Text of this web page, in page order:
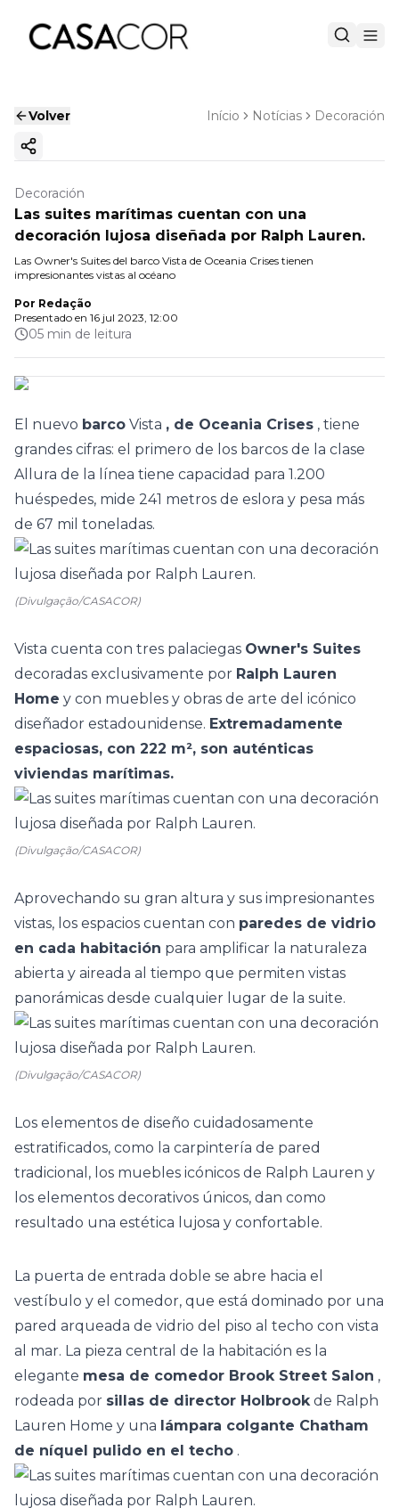
Volver Início Notícias Decoración
Copiar enlace
Decoración
Las suites marítimas cuentan con una
decoración lujosa diseñada por Ralph Lauren.
Las Owner's Suites del barco Vista de Oceania Crises tienen
impresionantes vistas al océano
Por Redação
Presentado en 16 jul 2023, 12:00
05 min de leitura
El nuevo barco Vista , de Oceania Crises , tiene
grandes cifras: el primero de los barcos de la clase
Allura de la línea tiene capacidad para 1.200
huéspedes, mide 241 metros de eslora y pesa más
de 67 mil toneladas.
(Divulgação/CASACOR)
Vista cuenta con tres palaciegas Owner's Suites
decoradas exclusivamente por Ralph Lauren
Home y con muebles y obras de arte del icónico
diseñador estadounidense. Extremadamente
espaciosas, con 222 m², son auténticas
viviendas marítimas.
(Divulgação/CASACOR)
Aprovechando su gran altura y sus impresionantes
vistas, los espacios cuentan con paredes de vidrio
en cada habitación para amplificar la naturaleza
abierta y aireada al tiempo que permiten vistas
panorámicas desde cualquier lugar de la suite.
(Divulgação/CASACOR)
Los elementos de diseño cuidadosamente
estratificados, como la carpintería de pared
tradicional, los muebles icónicos de Ralph Lauren y
los elementos decorativos únicos, dan como
resultado una estética lujosa y confortable.
La puerta de entrada doble se abre hacia el
vestíbulo y el comedor, que está dominado por una
pared arqueada de vidrio del piso al techo con vista
al mar. La pieza central de la habitación es la
elegante mesa de comedor Brook Street Salon ,
rodeada por sillas de director Holbrookde Ralph
Lauren Home y una lámpara colgante Chatham
de níquel pulido en el techo .